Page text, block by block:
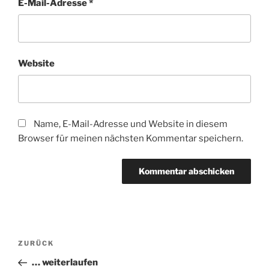
E-Mail-Adresse*
Website
Name, E-Mail-Adresse und Website in diesem
Browser für meinen nächsten Kommentar speichern.
Beitragsnavigation
Vorheriger
Beitrag
ZURÜCK
… weiterlaufen